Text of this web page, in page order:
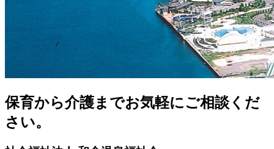
保育から介護までお気軽にご相談くだ
さい。